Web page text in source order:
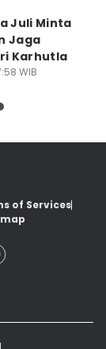
Juli Minta
Jaga
Karhutla
WIB
of Services